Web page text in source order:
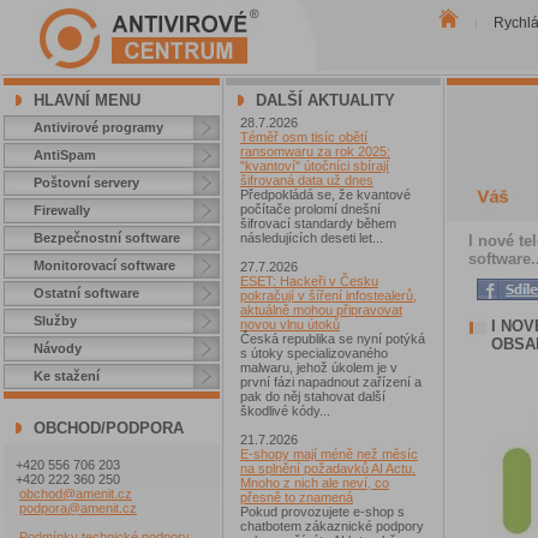
HLAVNÍ MENU
Antivirové programy
AntiSpam
Poštovní servery
Firewally
Bezpečnostní software
Monitorovací software
Ostatní software
Služby
Návody
Ke stažení
OBCHOD/PODPORA
+420 556 706 203
+420 222 360 250
obchod@amenit.cz
podpora@amenit.cz
DALŠÍ AKTUALITY
28.7.2026
Téměř osm tisíc obětí
ransomwaru za rok 2025:
"kvantoví" útočníci sbírají
šifrovaná data už dnes
Předpokládá se, že kvantové
počítače prolomí dnešní
šifrovací standardy během
následujících deseti let...
27.7.2026
ESET: Hackeři v Česku
pokračují v šíření infostealerů,
aktuálně mohou připravovat
novou vlnu útoků
Česká republika se nyní potýká
s útoky specializovaného
malwaru, jehož úkolem je v
první fázi napadnout zařízení a
pak do něj stahovat další
škodlivé kódy...
21.7.2026
E-shopy mají méně než měsíc
na splnění požadavků AI Actu.
Mnoho z nich ale neví, co
přesně to znamená
Pokud provozujete e-shop s
chatbotem zákaznické podpory
I nové
I